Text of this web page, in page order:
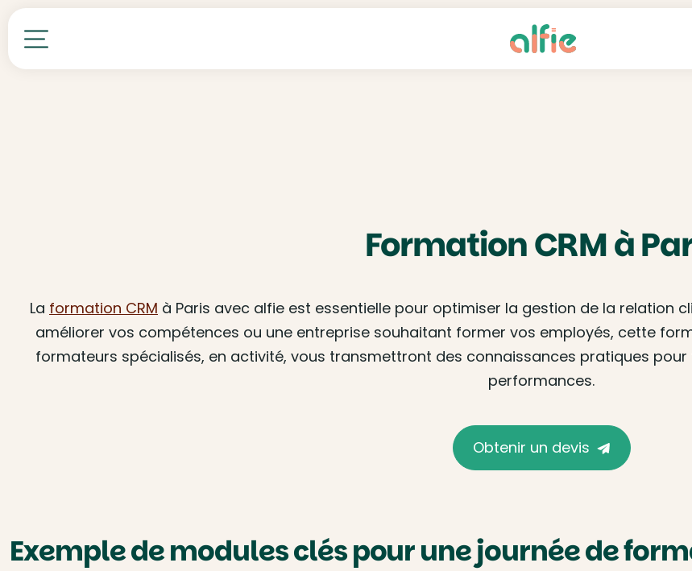
Formation CRM à
La formation CRM à Paris avec alfie est essentielle pour optimiser la gestion de la relation
améliorer vos compétences ou une entreprise souhaitant former vos employés, cette
formateurs spécialisés, en activité, vous transmettront des connaissances pratiques
performances.
Obtenir un devis
Exemple de modules clés pour une journée de